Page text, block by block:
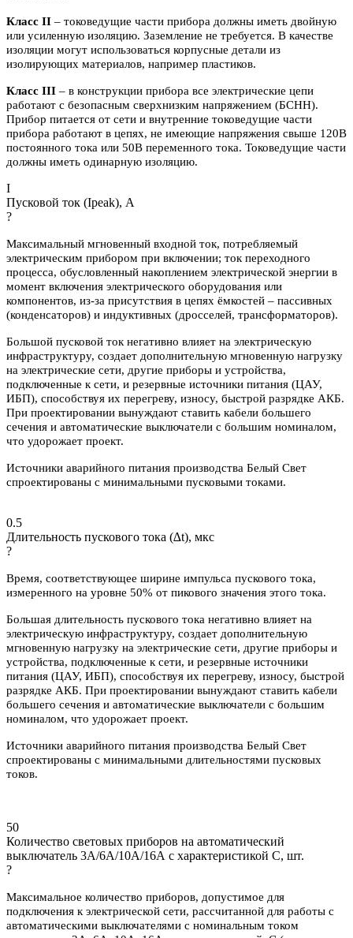
Класс II – токоведущие части прибора должны иметь двойную
или усиленную изоляцию. Заземление не требуется. В качестве
изоляции могут использоваться корпусные детали из
изолирующих материалов, например пластиков.
Класс III – в конструкции прибора все электрические цепи
работают с безопасным сверхнизким напряжением (БСНН).
Прибор питается от сети и внутренние токоведущие части
прибора работают в цепях, не имеющие напряжения свыше 120В
постоянного тока или 50В переменного тока. Токоведущие части
должны иметь одинарную изоляцию.
I
Пусковой ток (Ipeak), A
?
Максимальный мгновенный входной ток, потребляемый
электрическим прибором при включении; ток переходного
процесса, обусловленный накоплением электрической энергии в
момент включения электрического оборудования или
компонентов, из-за присутствия в цепях ёмкостей – пассивных
(конденсаторов) и индуктивных (дросселей, трансформаторов).
Большой пусковой ток негативно влияет на электрическую
инфраструктуру, создает дополнительную мгновенную нагрузку
на электрические сети, другие приборы и устройства,
подключенные к сети, и резервные источники питания (ЦАУ,
ИБП), способствуя их перегреву, износу, быстрой разрядке АКБ.
При проектировании вынуждают ставить кабели большего
сечения и автоматические выключатели с большим номиналом,
что удорожает проект.
Источники аварийного питания производства Белый Свет
спроектированы с минимальными пусковыми токами.
0.5
Длительность пускового тока (∆t), мкс
?
Время, соответствующее ширине импульса пускового тока,
измеренного на уровне 50% от пикового значения этого тока.
Большая длительность пускового тока негативно влияет на
электрическую инфраструктуру, создает дополнительную
мгновенную нагрузку на электрические сети, другие приборы и
устройства, подключенные к сети, и резервные источники
питания (ЦАУ, ИБП), способствуя их перегреву, износу, быстрой
разрядке АКБ. При проектировании вынуждают ставить кабели
большего сечения и автоматические выключатели с большим
номиналом, что удорожает проект.
Источники аварийного питания производства Белый Свет
спроектированы с минимальными длительностями пусковых
токов.
50
Количество световых приборов на автоматический
выключатель 3А/6А/10А/16А с характеристикой C, шт.
?
Максимальное количество приборов, допустимое для
подключения к электрической сети, рассчитанной для работы с
автоматическими выключателями с номинальным током